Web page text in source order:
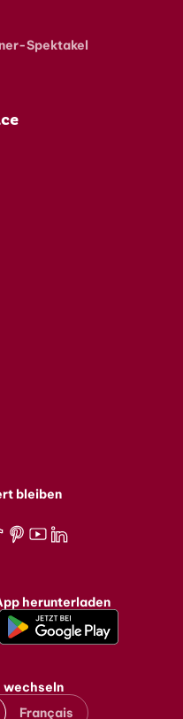
Spektakel
bleiben
herunterladen
wechseln
Français